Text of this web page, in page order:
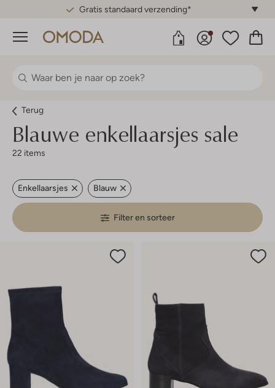
Gratis standaard verzending*
Menu
Terug
Blauwe enkellaarsjes sale
22 items
Enkellaarsjes Blauw
Filter en sorteer